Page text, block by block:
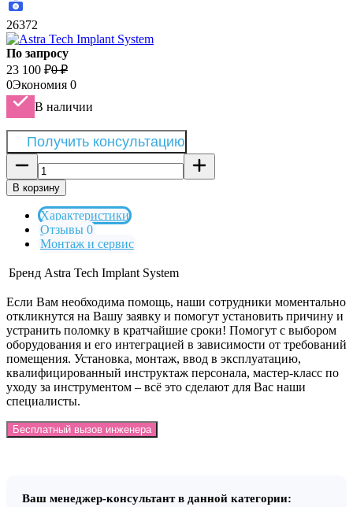
26372
По запросу
23 100 ₽0 ₽
0Экономия 0
В наличии
Получить консультацию
В корзину
Характеристики
Отзывы 0
Монтаж и сервис
Бренд Astra Tech Implant System
Если Вам необходима помощь, наши сотрудники моментально
откликнутся на Вашу заявку и помогут установить причину и
устранить поломку в кратчайшие сроки! Помогут с выбором
оборудования и его интеграцией в зависимости от требований
помещения. Установка, монтаж, ввод в эксплуатацию,
квалифицированный инструктаж персонала, мастер-класс по
уходу за инструментом – всё это сделают для Вас наши
специалисты.
Бесплатный вызов инженера
Ваш менеджер-консультант в данной категории: